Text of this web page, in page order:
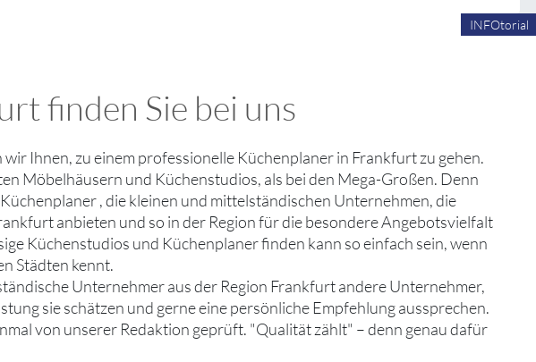
INFOtorial
finden Sie bei uns
Ihnen, zu einem professionelle Küchenplaner in Frankfurt zu gehen.
Möbelhäusern und Küchenstudios, als bei den Mega-Großen. Denn
, die kleinen und mittelständischen Unternehmen, die
anbieten und so in der Region für die besondere Angebotsvielfalt
Küchenstudios und Küchenplaner finden kann so einfach sein, wenn
Städten kennt.
Unternehmer aus der Region Frankfurt andere Unternehmer,
sie schätzen und gerne eine persönliche Empfehlung aussprechen.
von unserer Redaktion geprüft. "Qualität zählt" – denn genau dafür